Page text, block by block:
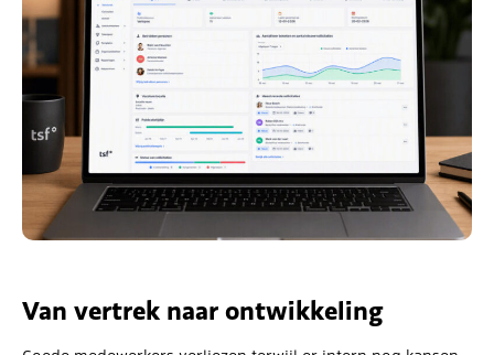
Van vertrek naar ontwikkeling